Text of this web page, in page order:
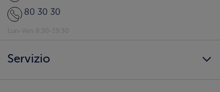
80 30 30
Servizio